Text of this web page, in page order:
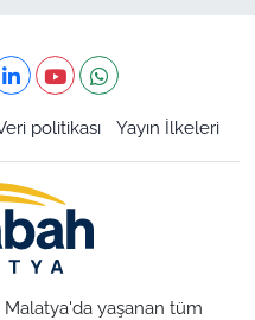
politikası Yayın İlkeleri
yaşanan tüm